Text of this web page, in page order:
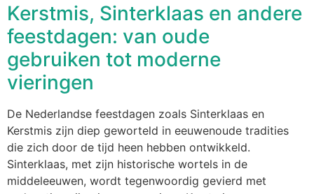
Kerstmis, Sinterklaas en andere
feestdagen: van oude
gebruiken tot moderne
vieringen
De Nederlandse feestdagen zoals Sinterklaas en
Kerstmis zijn diep geworteld in eeuwenoude tradities
die zich door de tijd heen hebben ontwikkeld.
Sinterklaas, met zijn historische wortels in de
middeleeuwen, wordt tegenwoordig gevierd met